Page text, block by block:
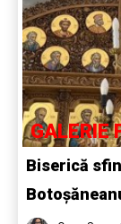
Biserică